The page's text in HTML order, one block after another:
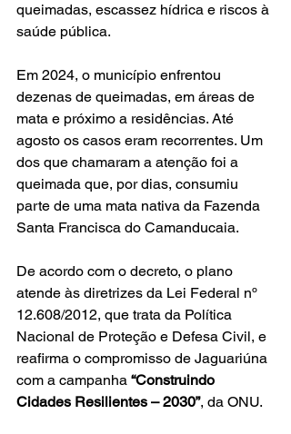
queimadas, escassez hídrica e riscos à
saúde pública.
Em 2024, o município enfrentou
dezenas de queimadas, em áreas de
mata e próximo a residências. Até
agosto os casos eram recorrentes. Um
dos que chamaram a atenção foi a
queimada que, por dias, consumiu
parte de uma mata nativa da Fazenda
Santa Francisca do Camanducaia.
De acordo com o decreto, o plano
atende às diretrizes da Lei Federal nº
12.608/2012, que trata da Política
Nacional de Proteção e Defesa Civil, e
reafirma o compromisso de Jaguariúna
com a campanha “Construindo
Cidades Resilientes – 2030”, da ONU.